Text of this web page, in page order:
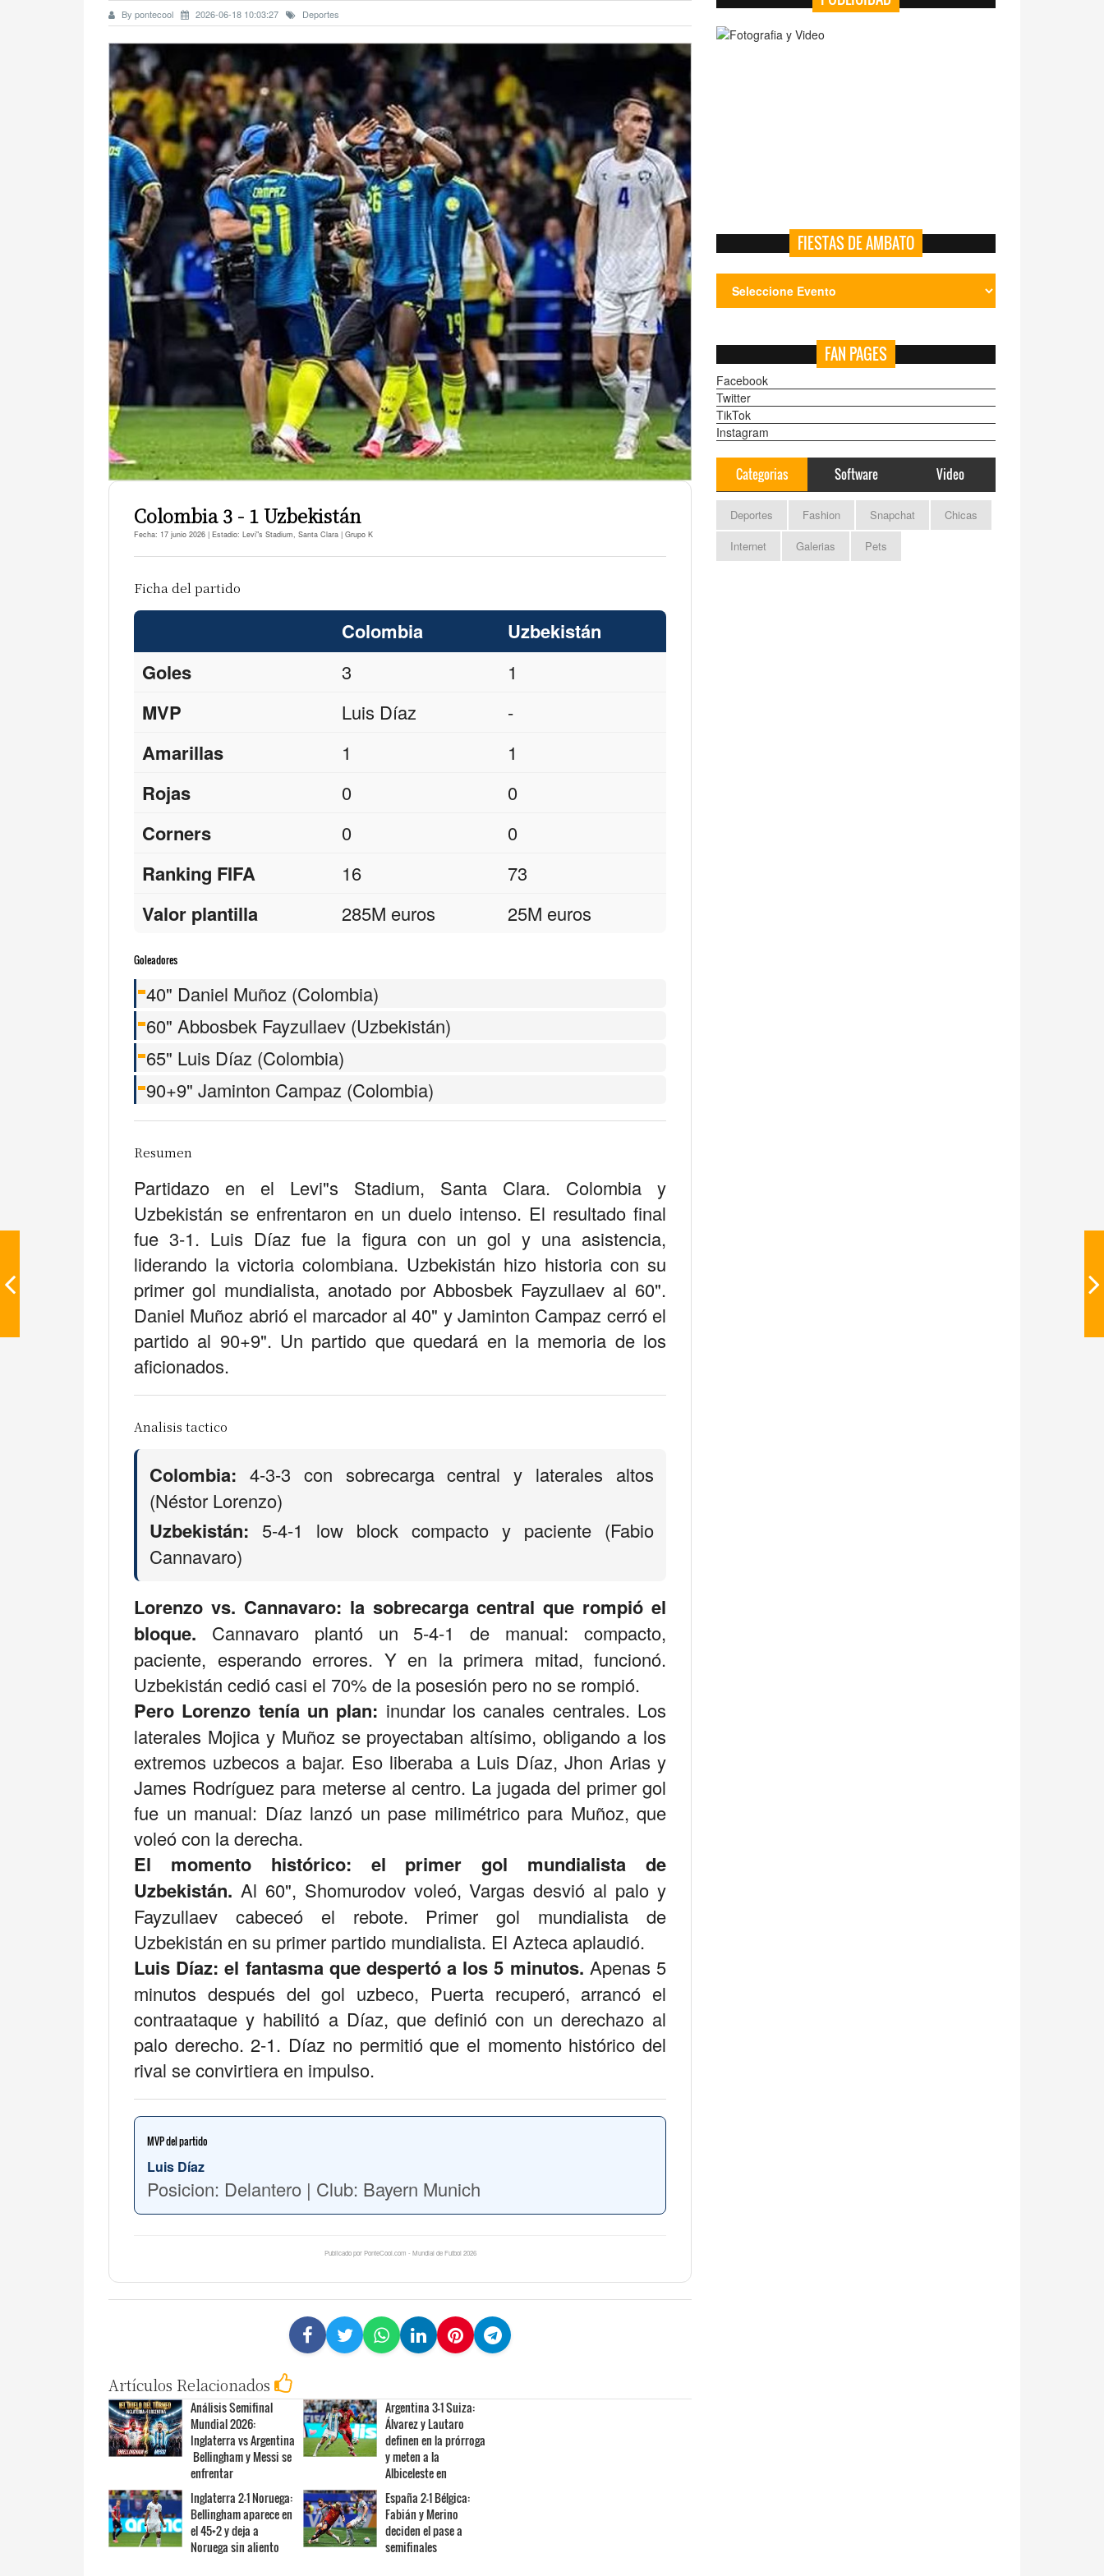
By pontecool 2026-06-18 10:03:27 Deportes
Colombia 3 - 1 Uzbekistán
Fecha: 17 junio 2026 | Estadio: Levi"s Stadium, Santa Clara | Grupo K
Ficha del partido
Colombia
Uzbekistán
Goles
3 1
MVP Luis Díaz -
Amarillas 1 1
Rojas 0 0
Corners 0 0
Ranking FIFA 16 73
Valor plantilla 285M euros 25M euros
Goleadores
40" Daniel Muñoz (Colombia)
60" Abbosbek Fayzullaev (Uzbekistán)
65" Luis Díaz (Colombia)
90+9" Jaminton Campaz (Colombia)
Resumen
Partidazo en el Levi"s Stadium, Santa Clara. Colombia y
Uzbekistán se enfrentaron en un duelo intenso. El resultado final
fue 3-1. Luis Díaz fue la figura con un gol y una asistencia,
liderando la victoria colombiana. Uzbekistán hizo historia con su
primer gol mundialista, anotado por Abbosbek Fayzullaev al 60".
Daniel Muñoz abrió el marcador al 40" y Jaminton Campaz cerró el
partido al 90+9". Un partido que quedará en la memoria de los
aficionados.
Analisis tactico
Colombia: 4-3-3 con sobrecarga central y laterales altos
(Néstor Lorenzo)
Uzbekistán: 5-4-1 low block compacto y paciente (Fabio
Cannavaro)
Lorenzo vs. Cannavaro: la sobrecarga central que rompió el
bloque. Cannavaro plantó un 5-4-1 de manual: compacto,
paciente, esperando errores. Y en la primera mitad, funcionó.
Uzbekistán cedió casi el 70% de la posesión pero no se rompió.
Pero Lorenzo tenía un plan: inundar los canales centrales. Los
laterales Mojica y Muñoz se proyectaban altísimo, obligando a los
extremos uzbecos a bajar. Eso liberaba a Luis Díaz, Jhon Arias y
James Rodríguez para meterse al centro. La jugada del primer gol
fue un manual: Díaz lanzó un pase milimétrico para Muñoz, que
voleó con la derecha.
El momento histórico: el primer gol mundialista de
Uzbekistán. Al 60", Shomurodov voleó, Vargas desvió al palo y
Fayzullaev cabeceó el rebote. Primer gol mundialista de
Uzbekistán en su primer partido mundialista. El Azteca aplaudió.
Luis Díaz: el fantasma que despertó a los 5 minutos. Apenas 5
minutos después del gol uzbeco, Puerta recuperó, arrancó el
contraataque y habilitó a Díaz, que definió con un derechazo al
palo derecho. 2-1. Díaz no permitió que el momento histórico del
rival se convirtiera en impulso.
MVP del partido
Luis Díaz
Posicion: Delantero | Club: Bayern Munich
Publicado por PonteCool.com - Mundial de Futbol 2026
Artículos Relacionados
Análisis Semifinal
Mundial 2026:
Inglaterra vs Argentina
 Bellingham y Messi se
enfrentar
Argentina 3-1 Suiza:
Álvarez y Lautaro
definen en la prórroga
y meten a la
Albiceleste en
Inglaterra 2-1 Noruega:
Bellingham aparece en
el 45+2 y deja a
Noruega sin aliento
España 2-1 Bélgica:
Fabián y Merino
deciden el pase a
semifinales
FIESTAS DE AMBATO
FAN PAGES
Facebook
Twitter
TikTok
Instagram
Categorias Software Video
Deportes Fashion Snapchat
Chicas
Internet
Galerias Pets